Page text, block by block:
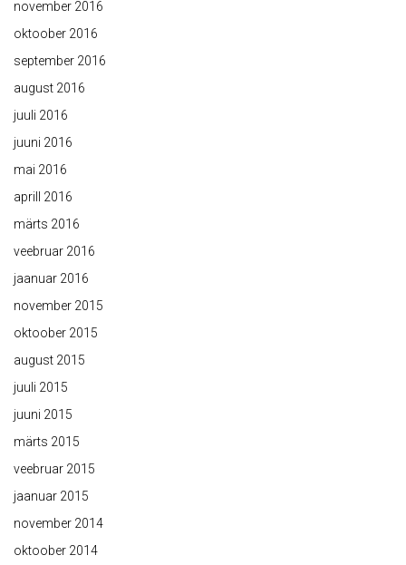
november 2016
oktoober 2016
september 2016
august 2016
juuli 2016
juuni 2016
mai 2016
aprill 2016
märts 2016
veebruar 2016
jaanuar 2016
november 2015
oktoober 2015
august 2015
juuli 2015
juuni 2015
märts 2015
veebruar 2015
jaanuar 2015
november 2014
oktoober 2014